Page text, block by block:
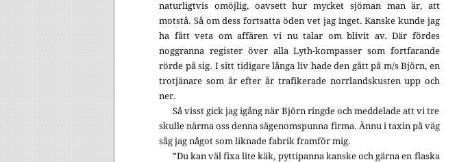
naturligtvis omöjlig, oavsett hur mycket sjöman man är, att
motstå. Så om dess fortsatta öden vet jag inget. Kanske kunde jag
ha fått veta om affären vi nu talar om blivit av. Där fördes
noggranna register över alla Lyth-kompasser som fortfarande
rörde på sig. I sitt tidigare långa liv hade den gått på m/s Björn, en
trotjänare som år efter år trafikerade norrlandskusten upp och
ner.
Så visst gick jag igång när Björn ringde och meddelade att vi tre
skulle närma oss denna sägenomspunna firma. Ännu i taxin på väg
såg jag något som liknade fabrik framför mig.
”Du kan väl fixa lite käk, pyttipanna kanske och gärna en flaska